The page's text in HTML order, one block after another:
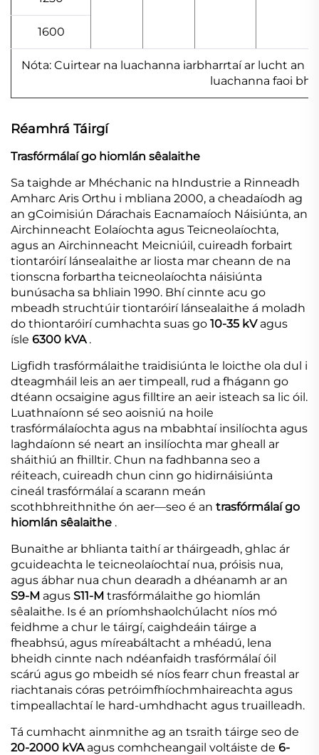
1600
Nóta: Cuirtear na luachanna iarbharrtaí ar lucht an
luachanna faoi
Réamhrá Táirgí
Trasfórmálaí go hiomlán sêalaithe
Sa taighde ar Mhéchanic na hIndustrie a Rinneadh
Amharc Aris Orthu i mbliana 2000, a cheadaíodh ag
an gCoimisiún Dárachais Eacnamaíoch Náisiúnta, an
Airchinneacht Eolaíochta agus Teicneolaíochta,
agus an Airchinneacht Meicniúil, cuireadh forbairt
tiontaróirí lánsealaithe ar liosta mar cheann de na
tionscna forbartha teicneolaíochta náisiúnta
bunúsacha sa bhliain 1990. Bhí cinnte acu go
mbeadh struchtúir tiontaróirí lánsealaithe á moladh
do thiontaróirí cumhachta suas go 10-35 kV agus
ísle 6300 kVA .
Ligfidh trasfórmálaithe traidisiúnta le loicthe ola dul i
dteagmháil leis an aer timpeall, rud a fhágann go
dtéann ocsaigine agus filltire an aeir isteach sa lic óil.
Luathnaíonn sé seo aoisniú na hoile
trasfórmálaíochta agus na mbabhtaí insilíochta agus
laghdaíonn sé neart an insilíochta mar gheall ar
sháithiú an fhilltir. Chun na fadhbanna seo a
réiteach, cuireadh chun cinn go hidirnáisiúnta
cineál trasfórmálaí a scarann meán
scothbhreithnithe ón aer—seo é an trasfórmálaí go
hiomlán sêalaithe .
Bunaithe ar bhlianta taithí ar tháirgeadh, ghlac ár
gcuideachta le teicneolaíochtaí nua, próisis nua,
agus ábhar nua chun dearadh a dhéanamh ar an
S9-M agus S11-M trasfórmálaithe go hiomlán
sêalaithe. Is é an príomhshaolchúlacht níos mó
feidhme a chur le táirgí, caighdeáin táirge a
fheabhsú, agus míreabáltacht a mhéadú, lena
bheidh cinnte nach ndéanfaidh trasfórmálaí óil
scárú agus go mbeidh sé níos fearr chun freastal ar
riachtanais córas petróimfhíochmhaireachta agus
timpeallachtaí le hard-umhdhacht agus truailleadh.
Tá cumhacht ainmnithe ag an tsraith táirge seo de
20-2000 kVA agus comhcheangail voltáiste de 6-